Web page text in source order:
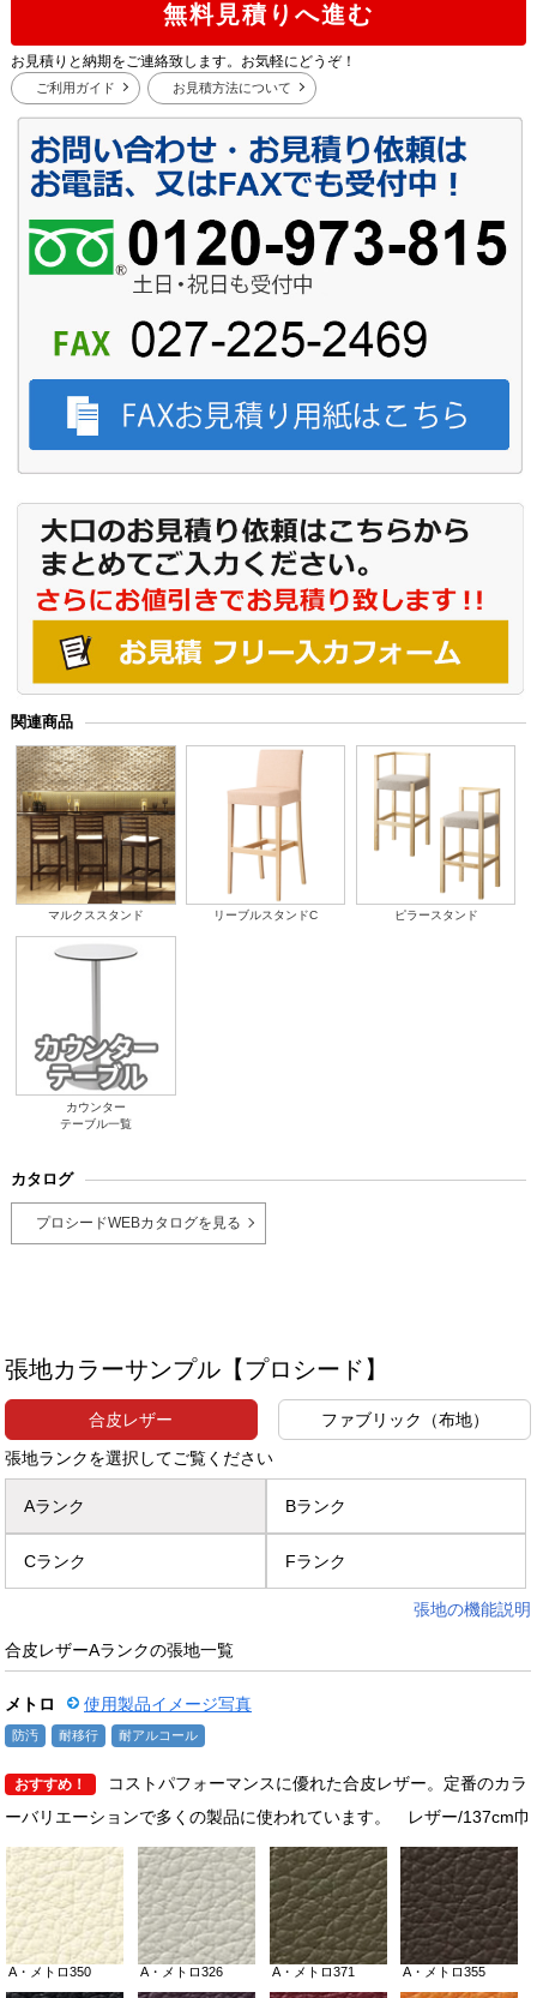
無料見積りへ進む
お見積りと納期をご連絡致します。お気軽にどうぞ！
ご利用ガイド お見積方法について
関連商品
マルクススタンド リーブルスタンドC ピラースタンド
カウンター
テーブル一覧
カタログ
プロシードWEBカタログを見る